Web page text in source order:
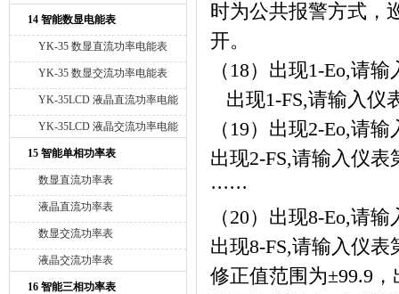
计 正负库仑计
14 智能数显电能表
YK-35 数显直流功率电能表
YK-35 数显交流功率电能表
YK-35LCD 液晶直流功率电能
表
YK-35LCD 液晶交流功率电能
表
15 智能单相功率表
数显直流功率表
液晶直流功率表
数显交流功率表
液晶交流功率表
16 智能三相功率表
时为公共报警方式，
开。
（ 18）出现1-Eo,请输
出现1-FS,请输入仪
（ 19）出现2-Eo,请输
出现2-FS,请输入仪表
······
（20）出现8-Eo,请输
出现8-FS,请输入仪表
修正值范围为±99.9